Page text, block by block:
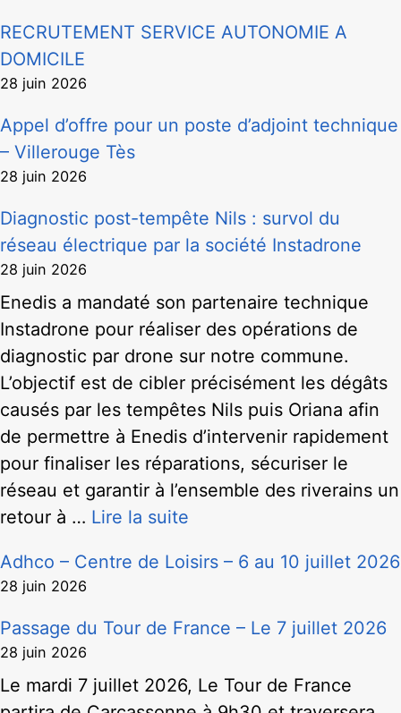
RECRUTEMENT SERVICE AUTONOMIE A
DOMICILE
28 juin 2026
Appel d’offre pour un poste d’adjoint technique
– Villerouge Tès
28 juin 2026
Diagnostic post-tempête Nils : survol du
réseau électrique par la société Instadrone
28 juin 2026
Enedis a mandaté son partenaire technique
Instadrone pour réaliser des opérations de
diagnostic par drone sur notre commune.
L’objectif est de cibler précisément les dégâts
causés par les tempêtes Nils puis Oriana afin
de permettre à Enedis d’intervenir rapidement
pour finaliser les réparations, sécuriser le
réseau et garantir à l’ensemble des riverains un
retour à … Lire la suite
Adhco – Centre de Loisirs – 6 au 10 juillet 2026
28 juin 2026
Passage du Tour de France – Le 7 juillet 2026
28 juin 2026
Le mardi 7 juillet 2026, Le Tour de France